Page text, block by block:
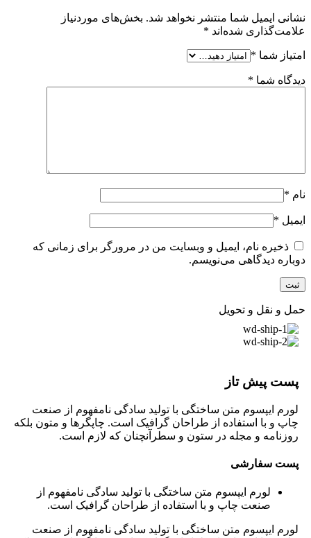
نشانی ایمیل شما منتشر نخواهد شد. بخش‌های موردنیاز
علامت‌گذاری شده‌اند *
امتیاز شما *
دیدگاه شما *
نام *
ایمیل *
ذخیره نام، ایمیل و وبسایت من در مرورگر برای زمانی که
دوباره دیدگاهی می‌نویسم.
حمل و نقل و تحویل
پست پیش تاز
لورم ایپسوم متن ساختگی با تولید سادگی نامفهوم از صنعت
چاپ و با استفاده از طراحان گرافیک است. چاپگرها و متون بلکه
روزنامه و مجله در ستون و سطرآنچنان که لازم است.
پست سفارشی
لورم ایپسوم متن ساختگی با تولید سادگی نامفهوم از
صنعت چاپ و با استفاده از طراحان گرافیک است.
لورم ایپسوم متن ساختگی با تولید سادگی نامفهوم از صنعت